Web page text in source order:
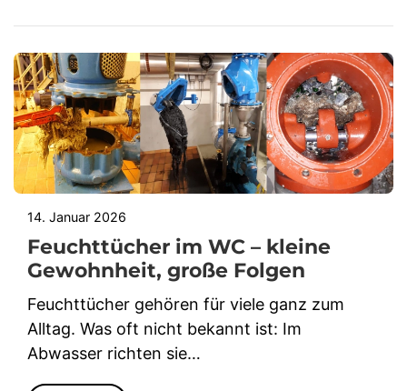
14. Januar 2026
Feuchttücher im WC – kleine
Gewohnheit, große Folgen
Feuchttücher gehören für viele ganz zum
Alltag. Was oft nicht bekannt ist: Im
Abwasser richten sie…